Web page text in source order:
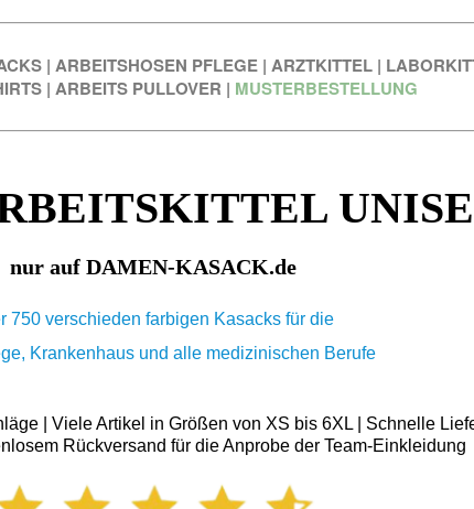
| ARBEITSHOSEN PFLEGE | ARZTKITTEL |
| ARBEITS PULLOVER | MUSTERBESTELLUNG
nur auf DAMEN-KASACK.de
750 verschieden farbigen Kasacks für die
Krankenhaus und alle medizinischen Berufe
| Viele Artikel in Größen von XS bis 6XL | Schnelle
Rückversand für die Anprobe der Team-Einkleidung